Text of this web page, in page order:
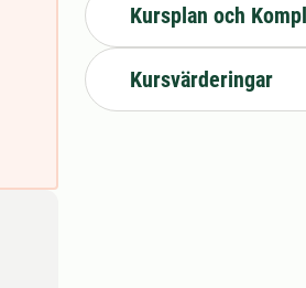
Kursplan och
Kursvärderingar